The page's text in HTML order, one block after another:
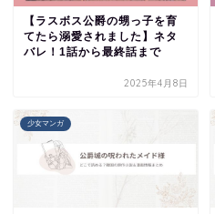
【ラスボス公爵の甥っ子を育
てたら溺愛されました】ネタ
バレ！1話から最終話まで
2025年4月8日
少女マンガ